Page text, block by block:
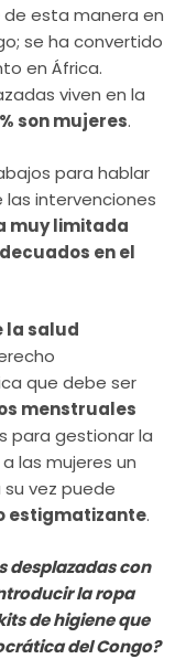
de esta manera en
se ha convertido
en África.
viven en la
son mujeres.
para hablar
intervenciones
muy limitada
en el
la salud
que debe ser
menstruales
para gestionar la
las mujeres un
su vez puede
estigmatizante.
desplazadas con
la ropa
de higiene que
del Congo?